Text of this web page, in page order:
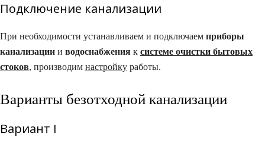
Подключение канализации​
При необходимости устанавливаем и подключаем приборы
канализации и водоснабжения к системе очистки бытовых
стоков, производим настройку работы.
Варианты безотходной канализации​
Вариант I